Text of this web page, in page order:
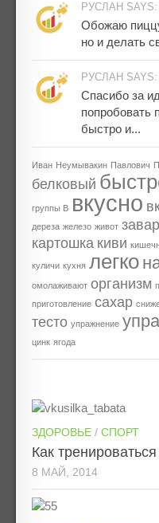
РУСЛАН SAYS:
Обожаю
но и делать
РУСЛАН SAYS:
Спасибо за
попробовать
быстро и...
Иван Неумывакин Павлович
белковый
группы В вкусно
дереза железо живот
картошка киви
куличи кухня легко
омолаживают организм
приготовление сахар
тесто упражнение
цинк ягода
ЗДОРОВЬЕ / СПОРТ
Как
8 МАЙ, 2014